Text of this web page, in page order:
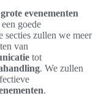
evenementen
goede
secties zullen we meer
van
tot
. We zullen
.